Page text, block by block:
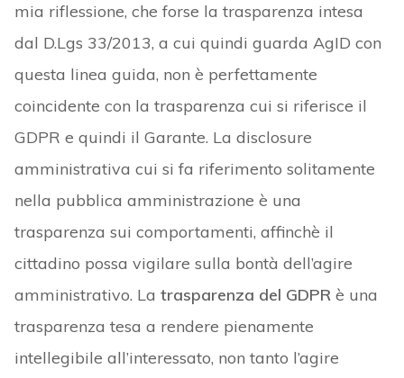
mia riflessione, che forse la trasparenza intesa
dal D.Lgs 33/2013, a cui quindi guarda AgID con
questa linea guida, non è perfettamente
coincidente con la trasparenza cui si riferisce il
GDPR e quindi il Garante. La disclosure
amministrativa cui si fa riferimento solitamente
nella pubblica amministrazione è una
trasparenza sui comportamenti, affinchè il
cittadino possa vigilare sulla bontà dell’agire
amministrativo. La trasparenza del GDPRè una
trasparenza tesa a rendere pienamente
intellegibile all’interessato, non tanto l’agire